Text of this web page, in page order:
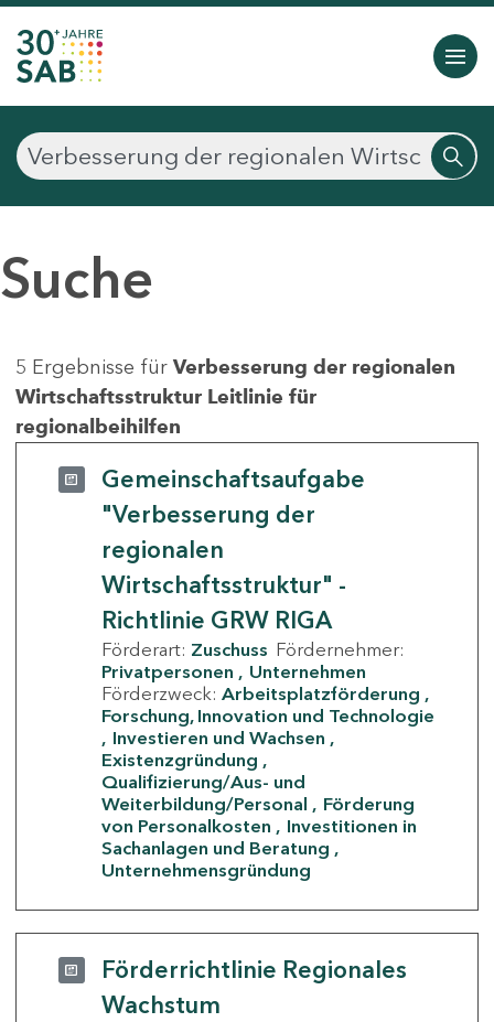
Suche
5 Ergebnisse für Verbesserung der regionalen
Wirtschaftsstruktur Leitlinie für
regionalbeihilfen
Gemeinschaftsaufgabe
"Verbesserung der
regionalen
Wirtschaftsstruktur" -
Richtlinie GRW RIGA
Förderart: Zuschuss Fördernehmer:
Privatpersonen
Unternehmen
Förderzweck: Arbeitsplatzförderung
Forschung, Innovation und Technologie
Investieren und Wachsen
Existenzgründung
Qualifizierung/Aus- und
Weiterbildung/Personal
Förderung
von Personalkosten
Investitionen in
Sachanlagen und Beratung
Unternehmensgründung
Förderrichtlinie Regionales
Wachstum